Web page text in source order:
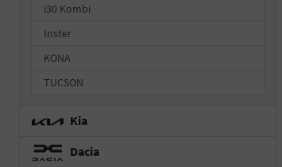
i30 Kombi
Inster
KONA
TUCSON
Kia
Dacia